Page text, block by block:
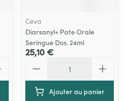
Ceva
Diarsanyl+ Pate Orale
Seringue Dos. 24ml
25,10 €
Ajouter au panier